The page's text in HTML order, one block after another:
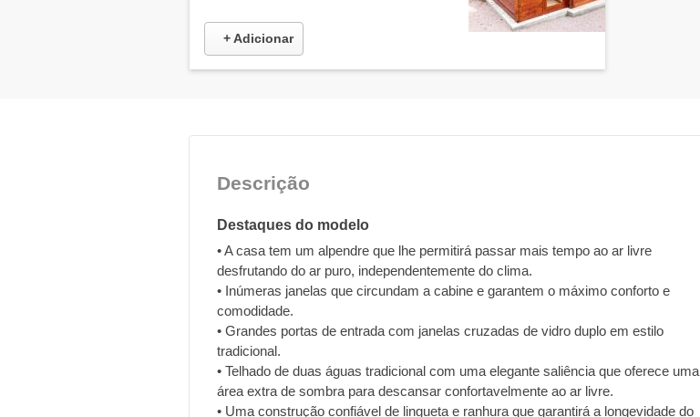
+ Adicionar
Descrição
Destaques do modelo
• A casa tem um alpendre que lhe permitirá passar mais tempo ao ar livre
desfrutando do ar puro, independentemente do clima.
• Inúmeras janelas que circundam a cabine e garantem o máximo conforto e
comodidade.
• Grandes portas de entrada com janelas cruzadas de vidro duplo em estilo
tradicional.
• Telhado de duas águas tradicional com uma elegante saliência que oferece uma
área extra de sombra para descansar confortavelmente ao ar livre.
• Uma construção confiável de lingueta e ranhura que garantirá a longevidade do